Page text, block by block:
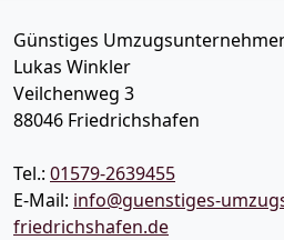
Günstiges
Lukas Winkler
Veilchenweg 3
88046 Friedrichshafen
Tel.: 01579-2639455
E-Mail: info@guenstiges-
friedrichshafen.de